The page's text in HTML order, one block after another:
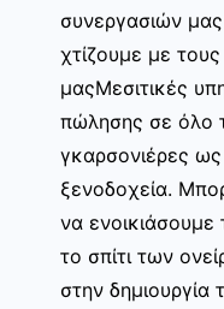
συνεργασιών
χτίζουμε με
μαςΜεσιτικές
πώλησης σε όλο
γκαρσονιέρες
ξενοδοχεία.
να
το σπίτι των
στην δημιουργία